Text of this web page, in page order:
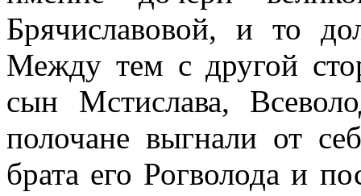
Брячиславовой, и то
Между тем с другой
сын Мстислава,
полочане выгнали от
брата его Рогволода и